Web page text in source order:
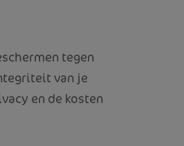
tegen
van je
en de kosten